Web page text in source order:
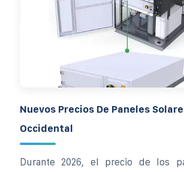
Nuevos Precios De Paneles
Occidental
Durante 2026, el precio de los